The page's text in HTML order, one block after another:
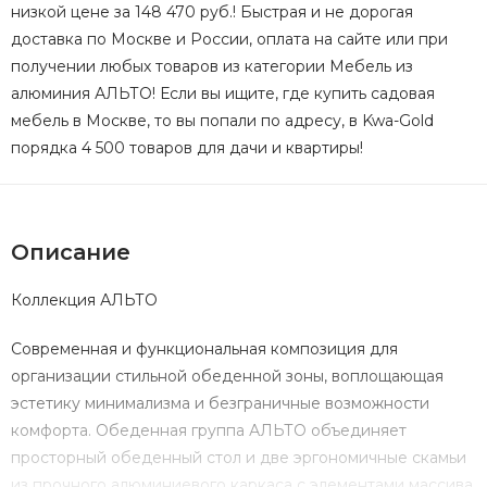
низкой цене за 148 470 руб.! Быстрая и не дорогая
доставка по Москве и России, оплата на сайте или при
получении любых товаров из категории Мебель из
алюминия АЛЬТО! Если вы ищите, где купить садовая
мебель в Москве, то вы попали по адресу, в Kwa-Gold
порядка 4 500 товаров для дачи и квартиры!
Описание
Коллекция АЛЬТО
Современная и функциональная композиция для
организации стильной обеденной зоны, воплощающая
эстетику минимализма и безграничные возможности
комфорта. Обеденная группа АЛЬТО объединяет
просторный обеденный стол и две эргономичные скамьи